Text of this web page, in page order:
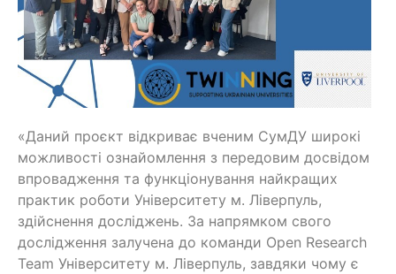
«Даний проєкт відкриває вченим СумДУ широкі
можливості ознайомлення з передовим досвідом
впровадження та функціонування найкращих
практик роботи Університету м. Ліверпуль,
здійснення досліджень. За напрямком свого
дослідження залучена до команди Open Research
Team Університету м. Ліверпуль, завдяки чому є